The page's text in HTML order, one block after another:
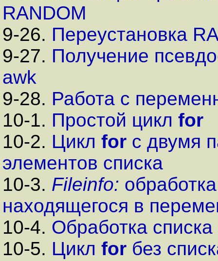
RANDOM
9-26. Переустановка
9-27. Получение
awk
9-28. Работа с
10-1. Простой цикл for
10-2. Цикл for с двумя
элементов списка
10-3. Fileinfo:
находящегося в
10-4. Обработка
10-5. Цикл for без